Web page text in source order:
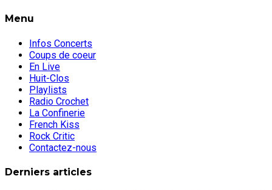
Menu
Infos Concerts
Coups de coeur
En Live
Huit-Clos
Playlists
Radio Crochet
La Confinerie
French Kiss
Rock Critic
Contactez-nous
Derniers articles